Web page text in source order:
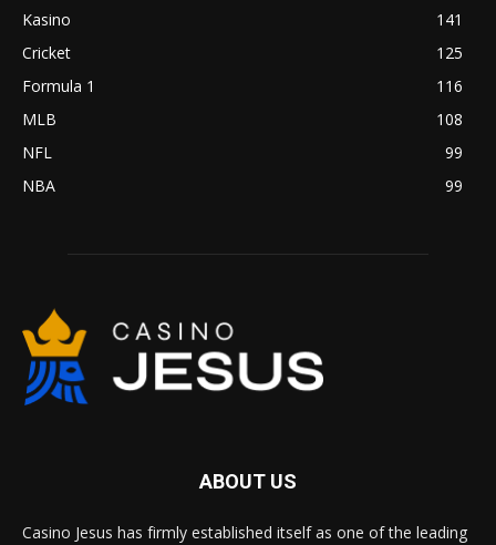
Kasino
141
Cricket
125
Formula 1
116
MLB
108
NFL
99
NBA
99
ABOUT US
Casino Jesus has firmly established itself as one of the leading